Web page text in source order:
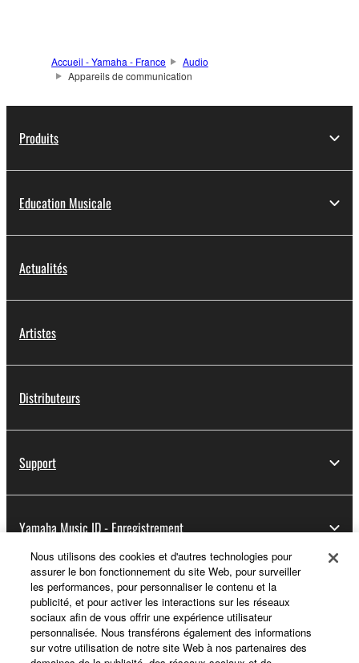
Accueil - Yamaha - France
Audio
Appareils de communication
Produits
Education Musicale
Actualités
Artistes
Distributeurs
Support
Yamaha Music ID - Enregistrement
A propos de Yamaha
France - French
Nous utilisons des cookies et d'autres technologies pour
assurer le bon fonctionnement du site Web, pour surveiller
les performances, pour personnaliser le contenu et la
publicité, et pour activer les interactions sur les réseaux
sociaux afin de vous offrir une expérience utilisateur
personnalisée. Nous transférons également des informations
sur votre utilisation de notre site Web à nos partenaires des